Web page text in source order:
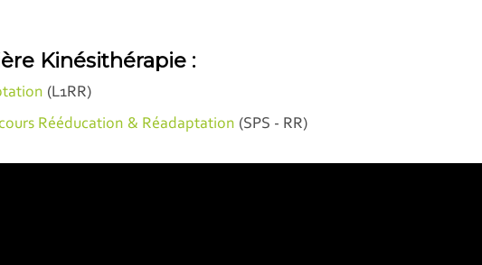
Kinésithérapie :
(L1RR)
Rééducation & Réadaptation (SPS - RR)